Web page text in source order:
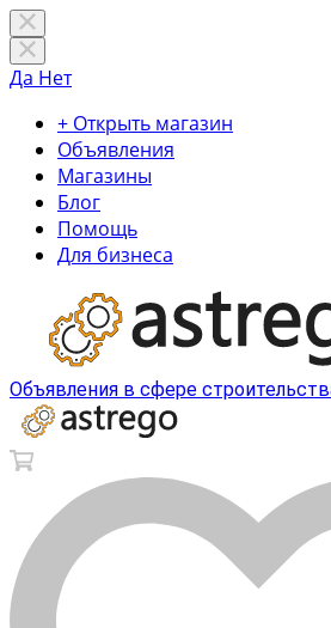
Да Нет
+ Открыть магазин
Объявления
Магазины
Блог
Помощь
Для бизнеса
Объявления в сфере